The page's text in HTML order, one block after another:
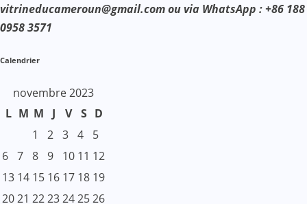
vitrineducameroun@gmail.com ou via WhatsApp : +86 188
0958 3571
Calendrier
novembre 2023
L M M J V S D
1
2 3 4
5
6 7 8 9 10 11 12
13 14 15 16 17 18 19
2021 2223242526